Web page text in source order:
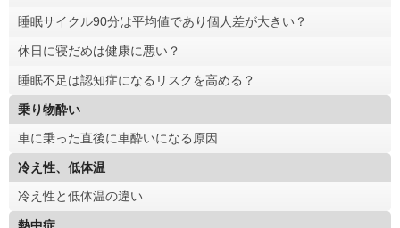
睡眠サイクル90分は平均値であり個人差が大きい？
休日に寝だめは健康に悪い？
睡眠不足は認知症になるリスクを高める？
乗り物酔い
車に乗った直後に車酔いになる原因
冷え性、低体温
冷え性と低体温の違い